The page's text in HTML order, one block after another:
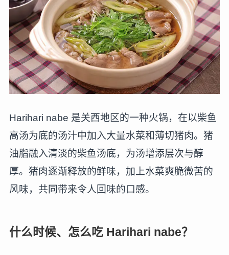
Harihari nabe 是关西地区的一种火锅，在以柴鱼
高汤为底的汤汁中加入大量水菜和薄切猪肉。猪
油脂融入清淡的柴鱼汤底，为汤增添层次与醇
厚。猪肉逐渐释放的鲜味，加上水菜爽脆微苦的
风味，共同带来令人回味的口感。
什么时候、怎么吃 Harihari nabe？